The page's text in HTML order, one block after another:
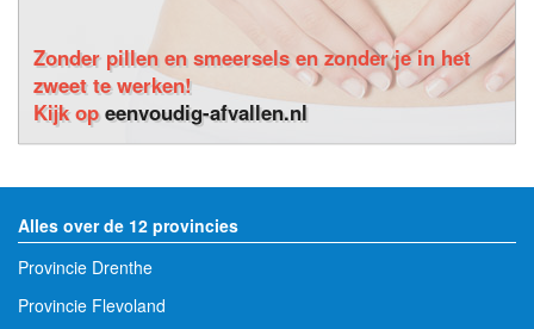
Zonder pillen en smeersels en zonder je in het
zweet te werken!
Kijk opeenvoudig-afvallen.nl
Alles over de 12 provincies
Provincie Drenthe
Provincie Flevoland